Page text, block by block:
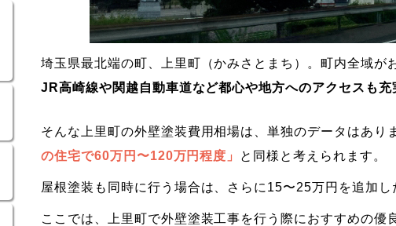
埼玉県最北端の町、上里町（かみさとまち）。町内全域が
JR高崎線や関越自動車道など都心や地方へのアクセスも充
そんな上里町の外壁塗装費用相場は、単独のデータはあり
の住宅で60万円〜120万円程度」 と同様と考えられます。
屋根塗装も同時に行う場合は、さらに15〜25万円を追加
ここでは、上里町で外壁塗装工事を行う際におすすめの優